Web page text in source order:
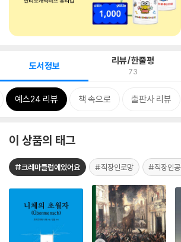
도서정보 리뷰/한줄평
73
예스24 리뷰 책 속으로 출판사 리뷰
이 상품의 태그
#크레마클럽에있어요 #직장인로망 #직장인